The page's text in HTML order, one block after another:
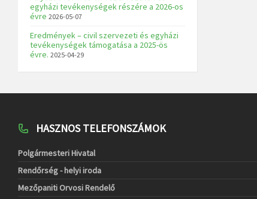
egyházi tevékenységek részére a 2026-os
évre 2026-05-07
Eredmények – civil szervezeti és egyházi
tevékenységek támogatása a 2025-ös
évre. 2025-04-29
HASZNOS TELEFONSZÁMOK
Polgármesteri Hivatal
Rendőrség - helyi iroda
Mezőpaniti Orvosi Rendelő